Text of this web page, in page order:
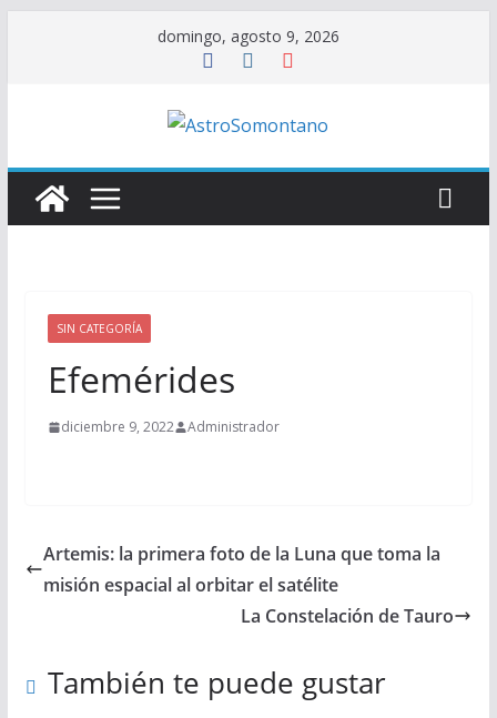
domingo, agosto 9, 2026
SIN CATEGORÍA
Efemérides
diciembre 9, 2022 Administrador
Artemis: la primera foto de la Luna que toma la
misión espacial al orbitar el satélite
La Constelación de Tauro
También te puede gustar